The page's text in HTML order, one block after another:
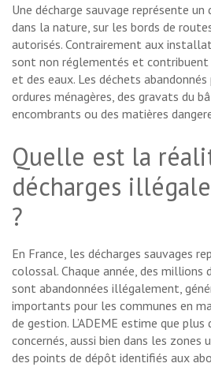
Une décharge sauvage représente
dans la nature, sur les bords de
autorisés. Contrairement aux
sont non réglementés et
et des eaux. Les déchets
ordures ménagères, des gravats du
encombrants ou des matières
Quelle est la
décharges
?
En France, les décharges sauvages
colossal. Chaque année, des millions
sont abandonnées illégalement,
importants pour les communes en
de gestion. L’ADEME estime que
concernés, aussi bien dans les zones
des points de dépôt identifiés aux